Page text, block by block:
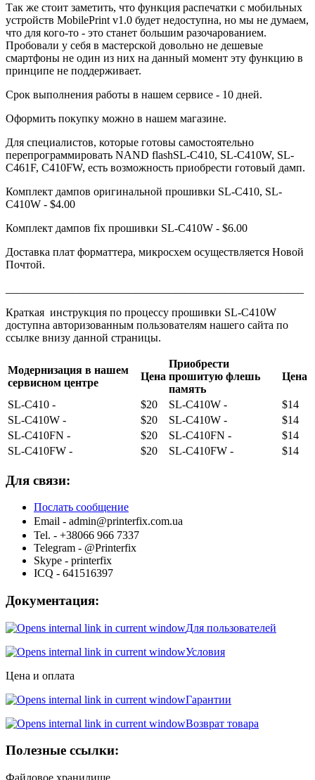
Так же стоит заметить, что функция распечатки с мобильных
устройств MobilePrint v1.0 будет недоступна, но мы не думаем,
что для кого-то - это станет большим разочарованием.
Пробовали у себя в мастерской довольно не дешевые
смартфоны не один из них на данный момент эту функцию в
принципе не поддерживает.
Срок выполнения работы в нашем сервисе - 10 дней.
Оформить покупку можно в нашем магазине.
Для специалистов, которые готовы самостоятельно
перепрограммировать NAND flashSL-C410, SL-C410W, SL-
C461F, C410FW, есть возможность приобрести готовый дамп.
Комплект дампов оригинальной прошивки SL-C410, SL-
C410W - $4.00
Комплект дампов fix прошивки SL-C410W - $6.00
Доставка плат форматтера, микросхем осуществляется Новой
Почтой.
Краткая инструкция по процессу прошивки SL-C410W
доступна авторизованным пользователям нашего сайта по
ссылке внизу данной страницы.
Модернизация в нашем
сервисном центре
Цена
Приобрести
прошитую флешь
память
Цена
SL-C410 - $20 SL-C410W -
$14
SL-C410W -
$20 SL-C410W -
$14
SL-C410FN -
$20 SL-C410FN -
$14
SL-C410FW -
$20 SL-C410FW - $14
Для связи:
Послать сообщение
Email - admin@printerfix.com.ua
Tel. - +38066 966 7337
Telegram - @Printerfix
Skype - printerfix
ICQ - 641516397
Документация:
Для пользователей
Условия
Цена и оплата
Гарантии
Возврат товара
Полезные ссылки: